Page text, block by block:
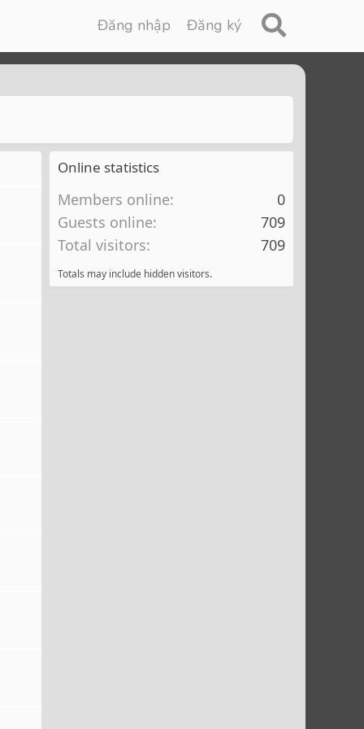
Đăng nhập Đăng ký
Online statistics
Members online
0
Guests online
709
Total visitors
709
Totals may include hidden visitors.